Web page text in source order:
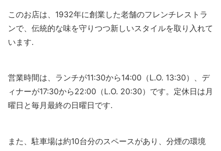
このお店は、1932年に創業した老舗のフレンチレストラ
ンで、伝統的な味を守りつつ新しいスタイルを取り入れて
います.
営業時間は、ランチが11:30から14:00（L.O. 13:30）、デ
ィナーが17:30から22:00（L.O. 20:30）です。定休日は月
曜日と毎月最終の日曜日です.
また、駐車場は約10台分のスペースがあり、分煙の環境